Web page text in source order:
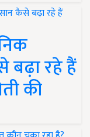
बढ़ा रहे हैं
की